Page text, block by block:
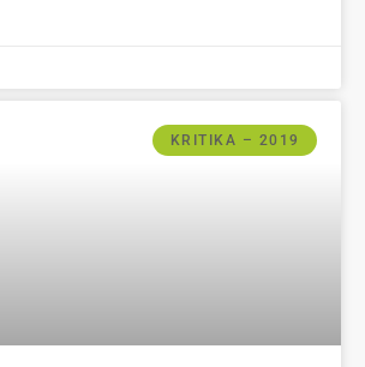
KRITIKA – 2019